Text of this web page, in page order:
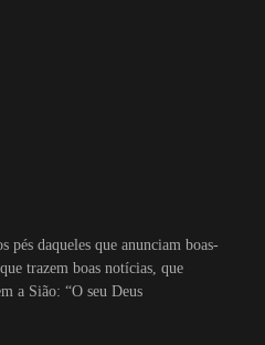
pés daqueles que anunciam boas-
trazem boas notícias, que
a Sião: “O seu Deus